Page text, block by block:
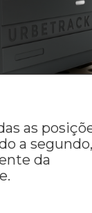
as
a segundo,
da